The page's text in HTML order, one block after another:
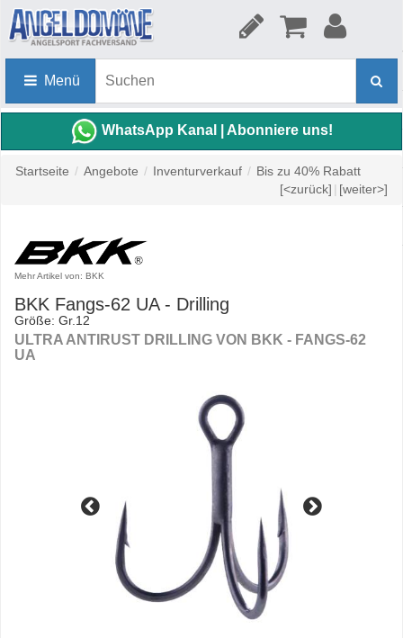
Menü
WhatsApp Kanal | Abonniere uns!
Startseite / Angebote / Inventurverkauf / Bis zu 40% Rabatt
[<zurück] | [weiter>]
Mehr Artikel von: BKK
BKK Fangs-62 UA - Drilling
Größe: Gr.12
ULTRA ANTIRUST DRILLING VON BKK - FANGS-62
UA